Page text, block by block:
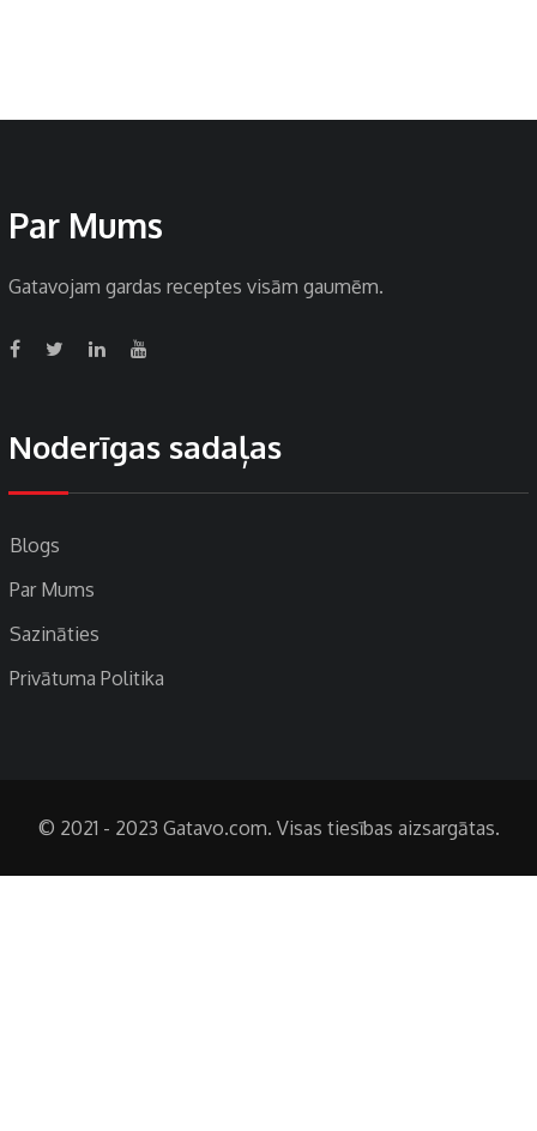
Par Mums
Gatavojam gardas receptes visām gaumēm.
Noderīgas sadaļas
Blogs
Par Mums
Sazināties
Privātuma Politika
© 2021 - 2023 Gatavo.com. Visas tiesības aizsargātas.